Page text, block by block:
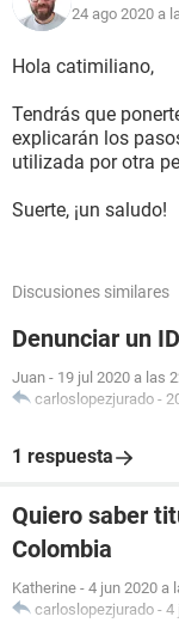
24 ago 2020 a
Hola catimiliano,
Tendrás que
explicarán los
utilizada por otra
Suerte, ¡un saludo!
Discusiones similares
Denunciar un
Juan - 19 jul 2020 a las
carloslopezjurado -
1 respuesta
Quiero saber
Colombia
Katherine - 4 jun 2020 a
carloslopezjurado - 4